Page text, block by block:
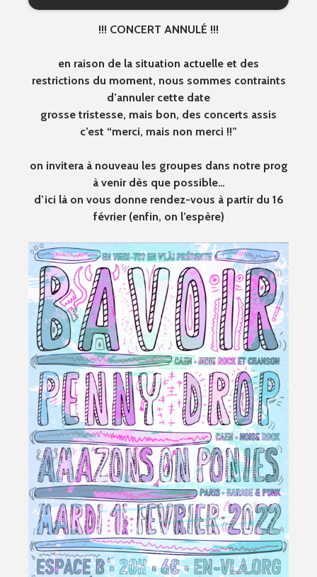
!!! CONCERT ANNULÉ !!!
en raison de la situation actuelle et des
restrictions du moment, nous sommes contraints
d’annuler cette date
grosse tristesse, mais bon, des concerts assis
c’est “merci, mais non merci !!”
on invitera à nouveau les groupes dans notre prog
à venir dès que possible…
d’ici là on vous donne rendez-vous à partir du 16
février (enfin, on l’espère)